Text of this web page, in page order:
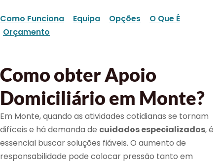
Como Funciona Equipa Opções
O Que É
Orçamento
Como obter Apoio
Domiciliário em Monte?
Em Monte, quando as atividades cotidianas se tornam
difíceis e há demanda de cuidados especializados, é
essencial buscar soluções fiáveis. O aumento de
responsabilidade pode colocar pressão tanto em